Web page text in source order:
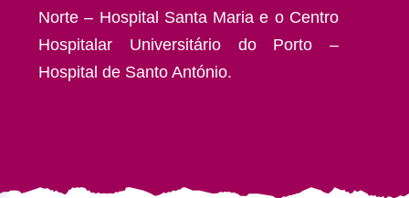
Norte – Hospital Santa Maria e o Centro
Hospitalar Universitário do Porto –
Hospital de Santo António.